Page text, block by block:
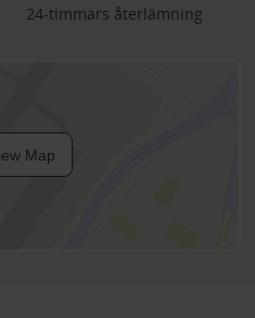
24-timmars återlämning
Map